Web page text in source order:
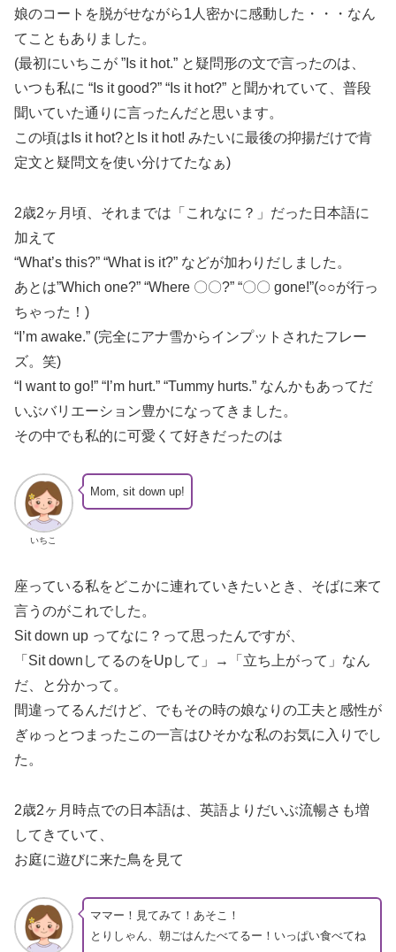
娘のコートを脱がせながら1人密かに感動した・・・なん
てこともありました。
(最初にいちこが ”Is it hot.” と疑問形の文で言ったのは、
いつも私に “Is it good?” “Is it hot?” と聞かれていて、普段
聞いていた通りに言ったんだと思います。
この頃はIs it hot?とIs it hot! みたいに最後の抑揚だけで肯
定文と疑問文を使い分けてたなぁ)
2歳2ヶ月頃、それまでは「これなに？」だった日本語に
加えて
“What’s this?” “What is it?” などが加わりだしました。
あとは”Which one?” “Where 〇〇?” “〇〇 gone!”(○○が行っ
ちゃった！)
“I’m awake.” (完全にアナ雪からインプットされたフレー
ズ。笑)
“I want to go!” “I’m hurt.” “Tummy hurts.” なんかもあってだ
いぶバリエーション豊かになってきました。
その中でも私的に可愛くて好きだったのは
いちこ
Mom, sit down up!
座っている私をどこかに連れていきたいとき、そばに来て
言うのがこれでした。
Sit down up ってなに？って思ったんですが、
「Sit downしてるのをUpして」→「立ち上がって」なん
だ、と分かって。
間違ってるんだけど、でもその時の娘なりの工夫と感性が
ぎゅっとつまったこの一言はひそかな私のお気に入りでし
た。
2歳2ヶ月時点での日本語は、英語よりだいぶ流暢さも増
してきていて、
お庭に遊びに来た鳥を見て
ママー！見てみて！あそこ！
とりしゃん、朝ごはんたべてるー！いっぱい食べてね